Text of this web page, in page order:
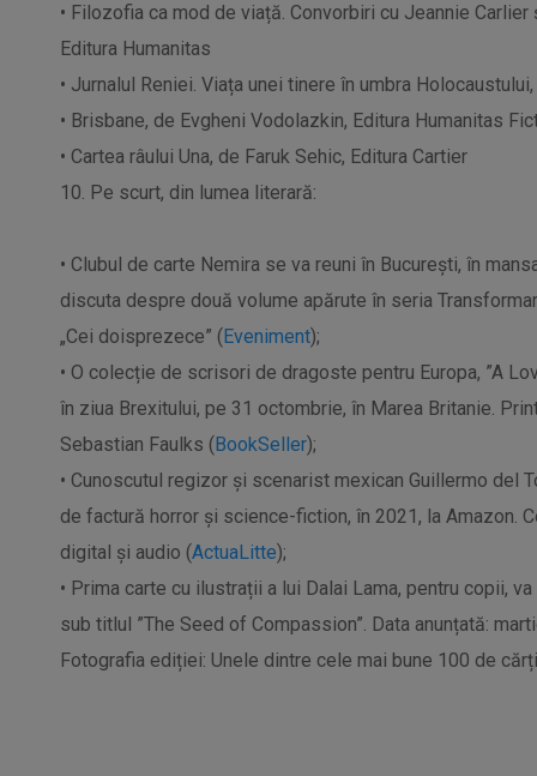
• Filozofia ca mod de viață. Convorbiri cu Jeannie Carlier
Editura Humanitas
• Jurnalul Reniei. Viața unei tinere în umbra
• Brisbane, de Evgheni Vodolazkin, Editura Humanitas
• Cartea râului Una, de Faruk Sehic, Editura Cartier
10. Pe scurt, din lumea literară:
• Clubul de carte Nemira se va reuni în București, în
discuta despre două volume apărute în seria
„Cei doisprezece” (Eveniment);
• O colecție de scrisori de dragoste pentru Europa, ”A
în ziua Brexitului, pe 31 octombrie, în Marea Britanie.
Sebastian Faulks (BookSeller);
• Cunoscutul regizor și scenarist mexican Guillermo del
de factură horror și science-fiction, în 2021, la Amazon.
digital și audio (ActuaLitte);
• Prima carte cu ilustrații a lui Dalai Lama, pentru copii,
sub titlul ”The Seed of Compassion”. Data anunțată:
Fotografia ediției: Unele dintre cele mai bune 100 de